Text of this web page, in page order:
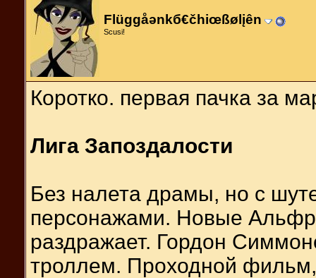
Flüggåәnkб€čhiœßølįên
Scusi!
Коротко. первая пачка за
Лига Запоздалости
Без налета драмы, но с
персонажами. Новые
раздражает. Гордон
троллем. Проходной фильм,